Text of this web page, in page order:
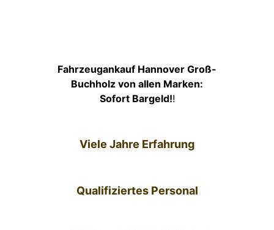
Fahrzeugankauf Hannover Groß-
Buchholz von allen Marken:
Sofort Bargeld!!
Viele Jahre Erfahrung
Qualifiziertes Personal